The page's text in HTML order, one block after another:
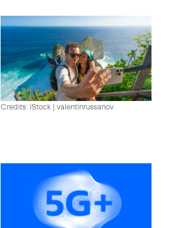
Credits: iStock | valentinrussanov